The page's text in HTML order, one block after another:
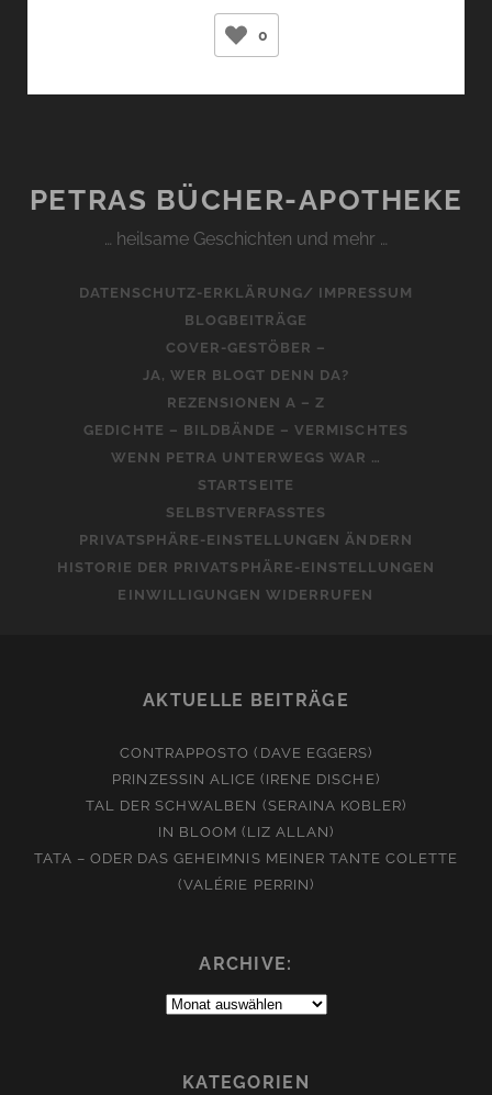
(MAJA
0
PETRAS BÜCHER-APOTHEKE
… heilsame Geschichten und mehr …
DATENSCHUTZ-ERKLÄRUNG/ IMPRESSUM
BLOGBEITRÄGE
COVER-GESTÖBER –
JA, WER BLOGT DENN DA?
REZENSIONEN A – Z
GEDICHTE – BILDBÄNDE – VERMISCHTES
WENN PETRA UNTERWEGS WAR …
STARTSEITE
SELBSTVERFASSTES
PRIVATSPHÄRE-EINSTELLUNGEN ÄNDERN
HISTORIE DER PRIVATSPHÄRE-EINSTELLUNGEN
EINWILLIGUNGEN WIDERRUFEN
AKTUELLE BEITRÄGE
CONTRAPPOSTO (DAVE EGGERS)
PRINZESSIN ALICE (IRENE DISCHE)
TAL DER SCHWALBEN (SERAINA KOBLER)
IN BLOOM (LIZ ALLAN)
TATA – ODER DAS GEHEIMNIS MEINER TANTE COLETTE
(VALÉRIE PERRIN)
ARCHIVE:
Archive:
KATEGORIEN